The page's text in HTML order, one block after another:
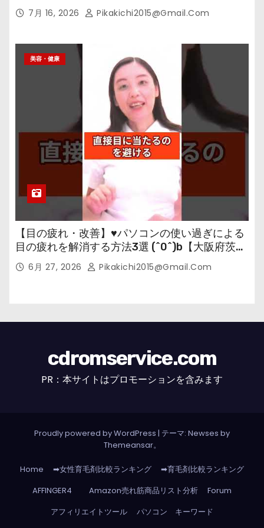
7月 16, 2026 Pikakichi2015@gmail.com
美容・健康
【目の疲れ・改善】♥パソコンの使い過ぎによる
目の疲れを解消する方法3選 (^0^)b【大阪府茨木
市の女性・美容鍼灸・整体師が教えます。】
6月 27, 2026 Pikakichi2015@gmail.com
cdromservice.com
PR：本サイトはプロモーションを含みます
Proudly powered by WordPress | テーマ: Newses by
Themeansar。
Home ➡女性育毛剤比較ランキング
➡育毛剤比較ランキング
AFFINGER4
Amazon売れ筋商品リスト分析
Forum
アフィリエイトツール
パソコン キーワード